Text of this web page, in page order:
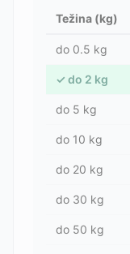
Težina (kg)
do 0.5 kg
✓ do 2 kg
do 5 kg
do 10 kg
do 20 kg
do 30 kg
do 50 kg